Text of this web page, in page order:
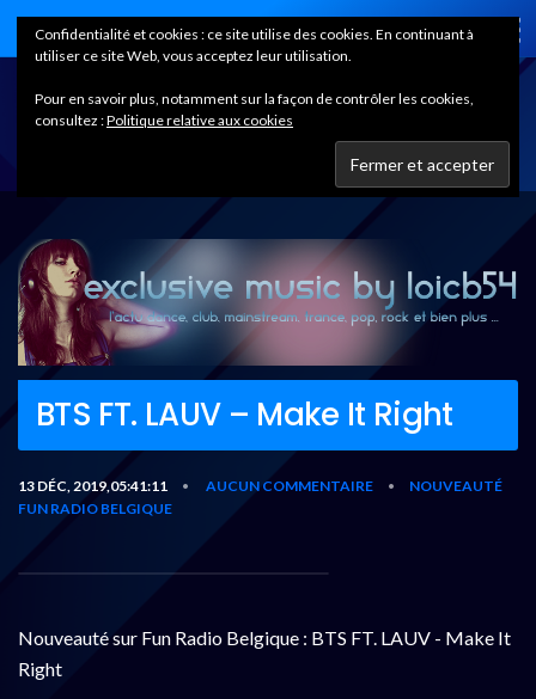
Home
BTS FT. LAUV – Make It Right
13 DÉC, 2019,05:41:11 • AUCUN COMMENTAIRE •
NOUVEAUTÉ
FUN RADIO BELGIQUE
Nouveauté sur Fun Radio Belgique : BTS FT. LAUV - Make It
Right
Confidentialité et cookies : ce site utilise des cookies. En continuant à
utiliser ce site Web, vous acceptez leur utilisation.
Pour en savoir plus, notamment sur la façon de contrôler les cookies,
consultez :Politique relative aux cookies